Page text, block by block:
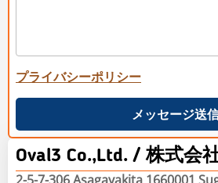
プライバシーポリシー
メッセージ送
Oval3 Co.,Ltd. / 株式会